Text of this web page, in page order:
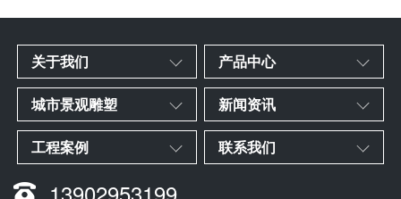
关于我们 产品中心
城市景观雕塑 新闻资讯
工程案例 联系我们
13902953199